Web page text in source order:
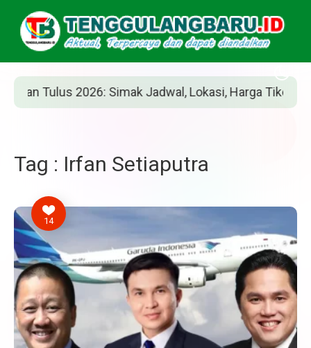
Tulus 2026: Simak Jadwal, Lokasi, Harga Tiket, dan
Tag : Irfan Setiaputra
14